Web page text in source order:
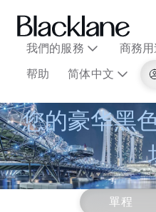
我們的服務 商務用
帮助
简体中文
您的豪华黑
單程